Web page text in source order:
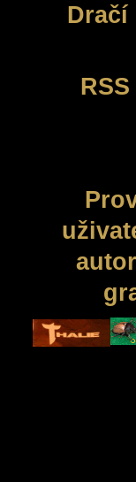
Dračí